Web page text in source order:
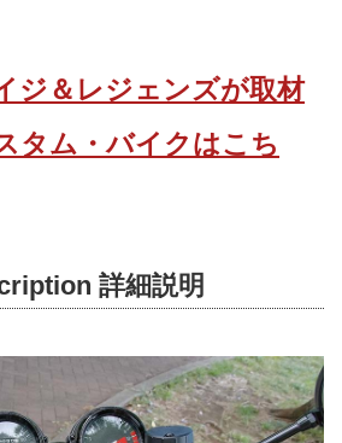
＆レジェンズが取材
タム・バイクはこち
詳細説明